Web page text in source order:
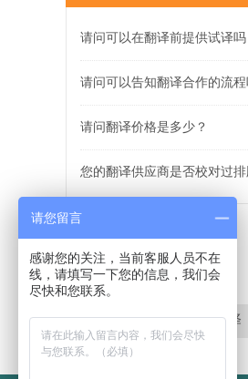
请问可以在翻译前提供试译吗
请问可以告知翻译合作的流程
请问翻译价格是多少？
您的翻译供应商是否校对过
青岛翻译 有道翻译
请您留言
感谢您的关注，当前客服人员不在
线，请填写一下您的信息，我们会
尽快和您联系。